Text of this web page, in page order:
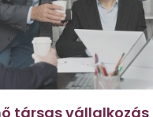
társas